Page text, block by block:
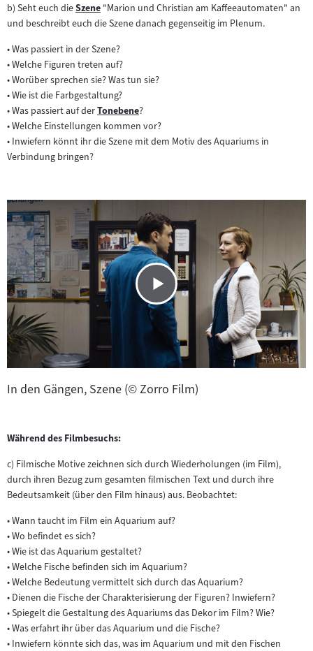
b) Seht euch dieZum
Inhalt:
Szene "Marion und Christian am Kaffeeautomaten" an
und beschreibt euch die Szene danach gegenseitig im Plenum.
• Was passiert in der Szene?
• Welche Figuren treten auf?
• Worüber sprechen sie? Was tun sie?
• Wie ist die Farbgestaltung?
• Was passiert auf derZum
Inhalt:
Tonebene?
• Welche Einstellungen kommen vor?
• Inwiefern könnt ihr die Szene mit dem Motiv des Aquariums in
Verbindung bringen?
In den Gängen, Szene (© Zorro Film)
Während des Filmbesuchs:
c) Filmische Motive zeichnen sich durch Wiederholungen (im Film),
durch ihren Bezug zum gesamten filmischen Text und durch ihre
Bedeutsamkeit (über den Film hinaus) aus. Beobachtet:
• Wann taucht im Film ein Aquarium auf?
• Wo befindet es sich?
• Wie ist das Aquarium gestaltet?
• Welche Fische befinden sich im Aquarium?
• Welche Bedeutung vermittelt sich durch das Aquarium?
• Dienen die Fische der Charakterisierung der Figuren? Inwiefern?
• Spiegelt die Gestaltung des Aquariums das Dekor im Film? Wie?
• Was erfahrt ihr über das Aquarium und die Fische?
• Inwiefern könnte sich das, was im Aquarium und mit den Fischen